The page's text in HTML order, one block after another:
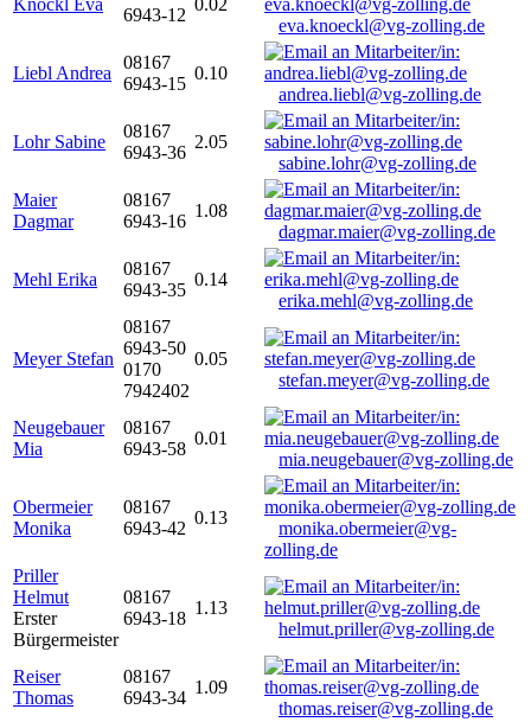
Knöckl Eva
6943-12
0.02
eva.knoeckl@vg-zolling.de
Liebl Andrea
08167
6943-15
0.10
andrea.liebl@vg-zolling.de
Lohr Sabine
08167
6943-36
2.05
sabine.lohr@vg-zolling.de
Maier
Dagmar
08167
6943-16
1.08
dagmar.maier@vg-zolling.de
Mehl Erika
08167
6943-35
0.14
erika.mehl@vg-zolling.de
Meyer Stefan
08167
6943-50
0170
7942402
0.05
stefan.meyer@vg-zolling.de
Neugebauer
Mia
08167
6943-58
0.01
mia.neugebauer@vg-zolling.de
Obermeier
Monika
08167
6943-42
0.13
monika.obermeier@vg-
zolling.de
Priller
Helmut
Erster
Bürgermeister
08167
6943-18
1.13
helmut.priller@vg-zolling.de
Reiser
Thomas
08167
6943-34
1.09
thomas.reiser@vg-zolling.de